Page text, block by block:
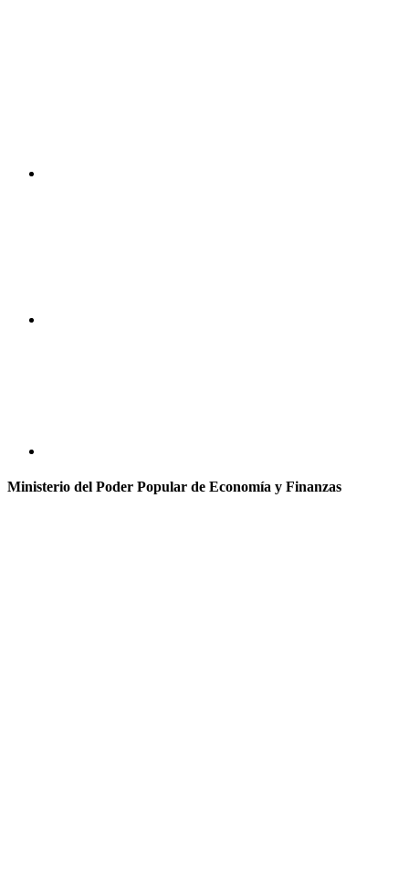
Ministerio del Poder Popular de Economía y Finanzas